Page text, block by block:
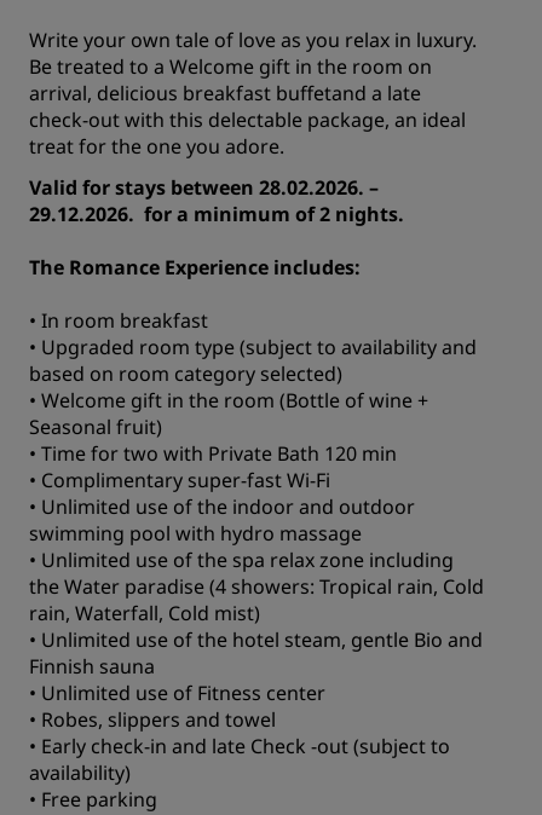
Write your own tale of love as you relax in luxury.
Be treated to a Welcome gift in the room on
arrival, delicious breakfast buffetand a late
check-out with this delectable package, an ideal
treat for the one you adore.
Valid for stays between 28.02.2026. –
29.12.2026. for a minimum of 2 nights.
The Romance Experience includes:
• In room breakfast
• Upgraded room type (subject to availability and
based on room category selected)
• Welcome gift in the room (Bottle of wine +
Seasonal fruit)
• Time for two with Private Bath 120 min
• Complimentary super-fast Wi-Fi
• Unlimited use of the indoor and outdoor
swimming pool with hydro massage
• Unlimited use of the spa relax zone including
the Water paradise (4 showers: Tropical rain, Cold
rain, Waterfall, Cold mist)
• Unlimited use of the hotel steam, gentle Bio and
Finnish sauna
• Unlimited use of Fitness center
• Robes, slippers and towel
• Early check-in and late Check -out (subject to
availability)
• Free parking